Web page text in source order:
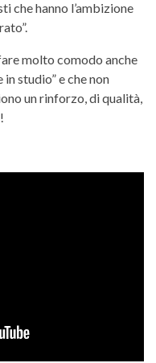
che hanno l’ambizione
molto comodo anche
studio” e che non
un rinforzo, di qualità,